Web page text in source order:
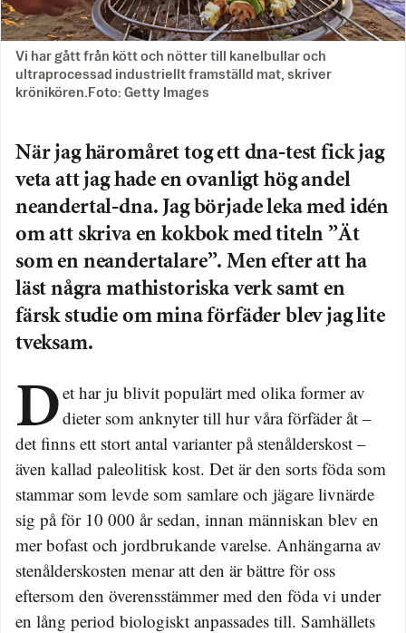
Vi har gått från kött och nötter till kanelbullar och
ultraprocessad industriellt framställd mat, skriver
krönikören.Foto: Getty Images
När jag häromåret tog ett dna-test fick jag
veta att jag hade en ovanligt hög andel
neandertal-dna. Jag började leka med idén
om att skriva en kokbok med titeln ”Ät
som en neandertalare”. Men efter att ha
läst några mathistoriska verk samt en
färsk studie om mina förfäder blev jag lite
tveksam.
Det har ju blivit populärt med olika former avdieter som anknyter till hur våra förfäder åt –
det finns ett stort antal varianter på stenålderskost –
även kallad paleolitisk kost. Det är den sorts föda som
stammar som levde som samlare och jägare livnärde
sig på för 10 000 år sedan, innan människan blev en
mer bofast och jordbrukande varelse. Anhängarna av
stenålderskosten menar att den är bättre för oss
eftersom den överensstämmer med den föda vi under
en lång period biologiskt anpassades till. Samhällets